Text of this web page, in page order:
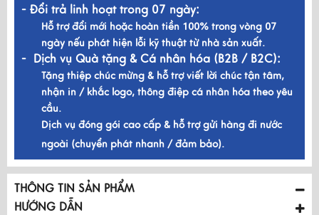
- Đổi trả linh hoạt trong 07 ngày:
Hỗ trợ đổi mới hoặc hoàn tiền 100% trong vòng 07
ngày nếu phát hiện lỗi kỹ thuật từ nhà sản xuất.
- Dịch vụ Quà tặng & Cá nhân hóa (B2B / B2C):
Tặng thiệp chúc mừng & hỗ trợ viết lời chúc tận tâm,
nhận in / khắc logo, thông điệp cá nhân hóa theo yêu
cầu.
Dịch vụ đóng gói cao cấp & hỗ trợ gửi hàng đi nước
ngoài (chuyển phát nhanh / đảm bảo).
THÔNG TIN SẢN PHẨM
HƯỚNG DẪN